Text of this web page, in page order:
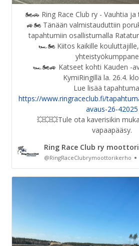
🏍️🚗 Ring Race Club ry - Vauhtia ja
🚙🏍️ Tänään valmistauduttiin
tapahtumiin osallistumalla
🏎️🏍️ Kiitos kaikille kouluttajille,
🏎️🏍️🚙 Katseet kohti Kauden -
KymiRingillä la. 26.4.
https://www.ringraceclub.fi/
avaus-26-42025
💥💥💥Tule ota kaverisikin
vapaapääsy.
@RingRaceClubrymoottorikerho